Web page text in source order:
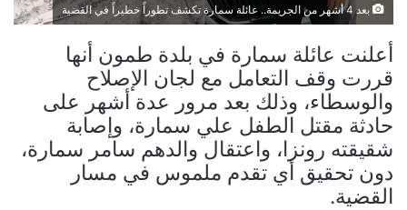
بعد 4 أشهر من الجريمة.. عائلة سمارة تكشف تطوراً خطيراً في القضية
أعلنت عائلة سمارة في بلدة طمون أنها
قررت وقف التعامل مع لجان الإصلاح
والوسطاء، وذلك بعد مرور عدة أشهر على
حادثة مقتل الطفل علي سمارة، وإصابة
شقيقته رونزا، واعتقال والدهم سامر سمارة،
دون تحقيق أي تقدم ملموس في مسار
القضية.